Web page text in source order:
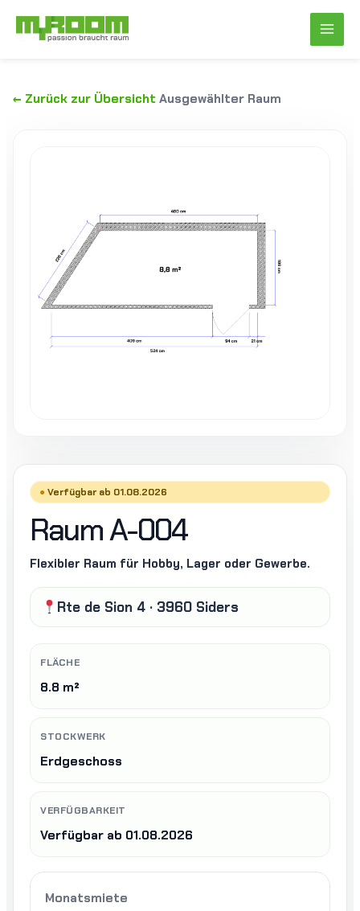
Inhalt
← Zurück zur Übersicht Ausgewählter Raum
Verfügbar ab 01.08.2026
Raum A-004
Flexibler Raum für Hobby, Lager oder Gewerbe.
Rte de Sion 4 · 3960 Siders
FLÄCHE
8.8 m²
STOCKWERK
Erdgeschoss
VERFÜGBARKEIT
Verfügbar ab 01.08.2026
Monatsmiete